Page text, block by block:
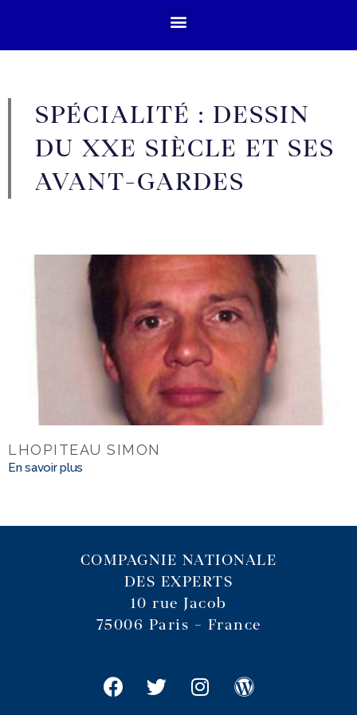
SPÉCIALITÉ : DESSIN
DU XXE SIÈCLE ET SES
AVANT-GARDES
LHOPITEAU SIMON
En savoir plus
COMPAGNIE NATIONALE
DES EXPERTS
10 rue Jacob
75006 Paris – France